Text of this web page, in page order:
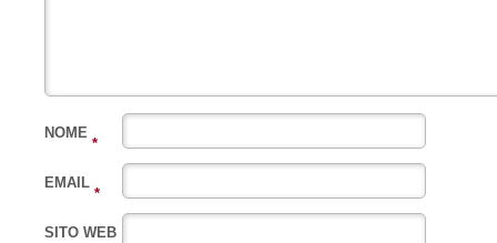
NOME
*
EMAIL
*
SITO WEB